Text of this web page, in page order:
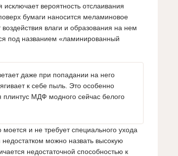
вероятность отслаивания
бумаги наносится меламиновое
влаги и образования на нем
под названием «ламинированный
даже при попадании на него
к себе пыль. Это особенно
плинтус МДФ модного сейчас белого
и не требует специального ухода
можно назвать высокую
недостаточной способностью к